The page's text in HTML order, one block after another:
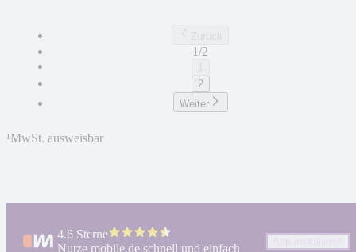
1/2
2
Weiter
¹MwSt. ausweisbar
4.6 Sterne
Nutze mobile.de schnell und einfach